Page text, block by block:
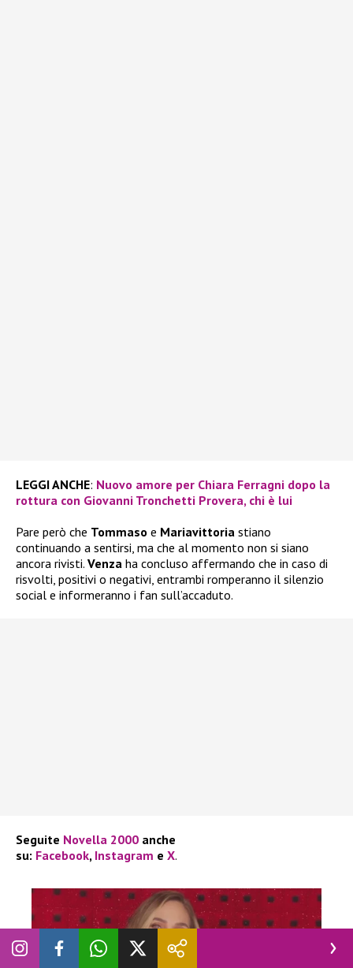
LEGGI ANCHE: Nuovo amore per Chiara Ferragni dopo la
rottura con Giovanni Tronchetti Provera, chi è lui
Pare però che Tommaso e Mariavittoria stiano
continuando a sentirsi, ma che al momento non si siano
ancora rivisti. Venza ha concluso affermando che in caso di
risvolti, positivi o negativi, entrambi romperanno il silenzio
social e informeranno i fan sull’accaduto.
Seguite Novella 2000 anche
su: Facebook, Instagram e X.